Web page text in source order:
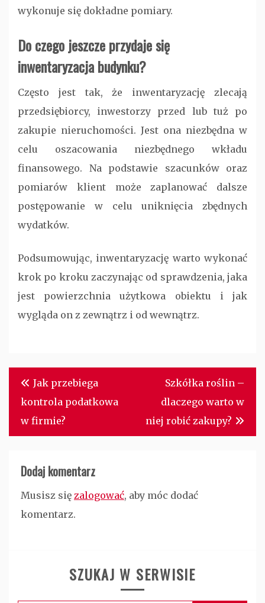
wykonuje się dokładne pomiary.
Do czego jeszcze przydaje się
inwentaryzacja budynku?
Często jest tak, że inwentaryzację zlecają
przedsiębiorcy, inwestorzy przed lub tuż po
zakupie nieruchomości. Jest ona niezbędna w
celu oszacowania niezbędnego wkładu
finansowego. Na podstawie szacunków oraz
pomiarów klient może zaplanować dalsze
postępowanie w celu uniknięcia zbędnych
wydatków.
Podsumowując, inwentaryzację warto wykonać
krok po kroku zaczynając od sprawdzenia, jaka
jest powierzchnia użytkowa obiektu i jak
wygląda on z zewnątrz i od wewnątrz.
Nawigacja
wpisu
Jak przebiega
kontrola podatkowa
w firmie?
Szkółka roślin –
dlaczego warto w
niej robić zakupy?
Dodaj komentarz
Musisz się zalogować, aby móc dodać
komentarz.
SZUKAJ W SERWISIE